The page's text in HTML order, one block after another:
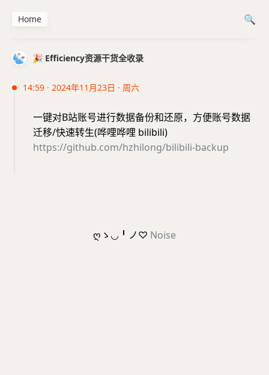
🎉 Efficiency资源干货全收录
14:59 · 2024年11月23日 · 周六
一键对B站账号进行数据备份和还原，方便账号数据
迁移/快速转生(哗哩哗哩 bilibili)
https://github.com/hzhilong/bilibili-backup
Home
ღゝ◡╹ノ♡ Noise